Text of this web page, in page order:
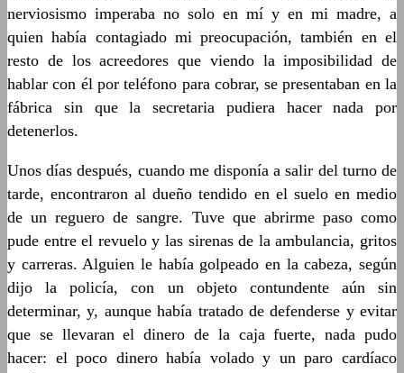
nerviosismo imperaba no solo en mí y en mi madre, a
quien había contagiado mi preocupación, también en el
resto de los acreedores que viendo la imposibilidad de
hablar con él por teléfono para cobrar, se presentaban en la
fábrica sin que la secretaria pudiera hacer nada por
detenerlos.
Unos días después, cuando me disponía a salir del turno de
tarde, encontraron al dueño tendido en el suelo en medio
de un reguero de sangre. Tuve que abrirme paso como
pude entre el revuelo y las sirenas de la ambulancia, gritos
y carreras. Alguien le había golpeado en la cabeza, según
dijo la policía, con un objeto contundente aún sin
determinar, y, aunque había tratado de defenderse y evitar
que se llevaran el dinero de la caja fuerte, nada pudo
hacer: el poco dinero había volado y un paro cardíaco